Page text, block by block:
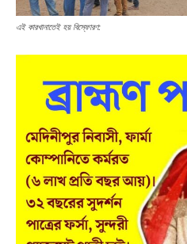
এই কারখানাতেই হয় বিস্ফোরণ: